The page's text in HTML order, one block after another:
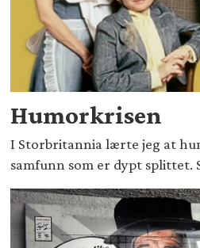
Humorkrisen
I Storbritannia lærte jeg at
samfunn som er dypt splittet.